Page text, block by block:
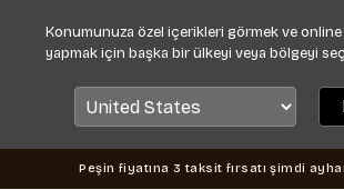
Konumunuza özel içerikleri görmek ve online
yapmak için başka bir ülkeyi veya bölgeyi
Peşin fiyatına 3 taksit fırsatı şimdi